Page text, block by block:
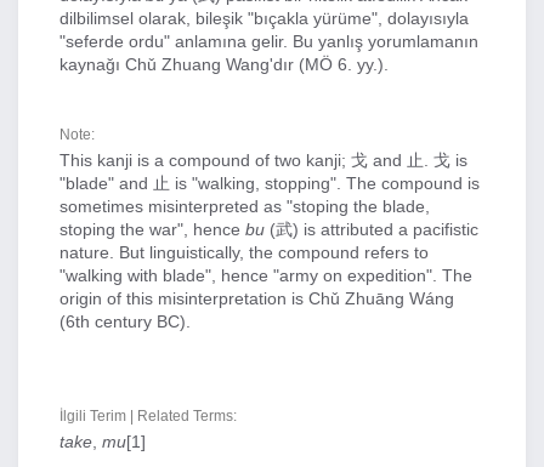
dilbilimsel olarak, bileşik "bıçakla yürüme", dolayısıyla
"seferde ordu" anlamına gelir. Bu yanlış yorumlamanın
kaynağı Chǔ Zhuang Wang'dır (MÖ 6. yy.).
Note:
This kanji is a compound of two kanji; 戈 and 止. 戈 is
"blade" and 止 is "walking, stopping". The compound is
sometimes misinterpreted as "stoping the blade,
stoping the war", hence bu (武) is attributed a pacifistic
nature. But linguistically, the compound refers to
"walking with blade", hence "army on expedition". The
origin of this misinterpretation is Chǔ Zhuāng Wáng
(6th century BC).
İlgili Terim | Related Terms:
take mu[1]